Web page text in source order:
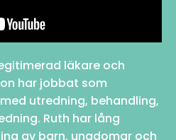
läkare och
har jobbat som
utredning, behandling,
Ruth har lång
av barn, ungdomar och